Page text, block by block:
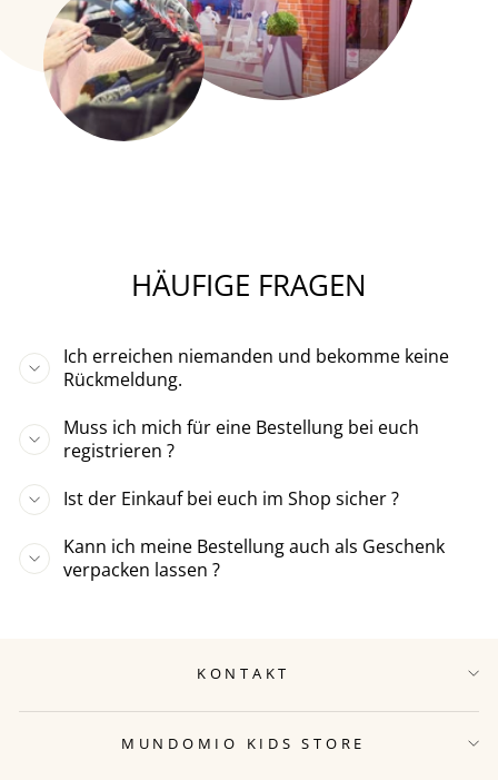
HÄUFIGE FRAGEN
Ich erreichen niemanden und bekomme keine
Rückmeldung.
Muss ich mich für eine Bestellung bei euch
registrieren ?
Ist der Einkauf bei euch im Shop sicher ?
Kann ich meine Bestellung auch als Geschenk
verpacken lassen ?
KONTAKT
MUNDOMIO KIDS STORE